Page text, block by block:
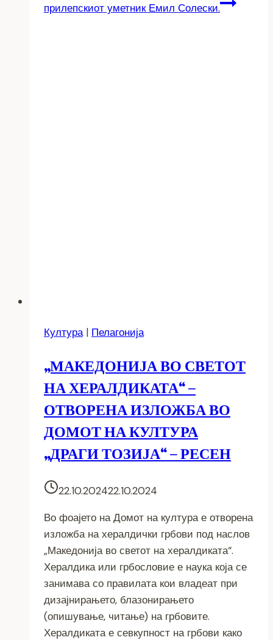
прилепскиот уметник Емил Солески.
Култура| Пелагонија
„МАКЕДОНИЈА ВО СВЕТОТ
НА ХЕРАЛДИКАТА“ –
ОТВОРЕНА ИЗЛОЖБА ВО
ДОМОТ НА КУЛТУРА
„ДРАГИ ТОЗИЈА“ – РЕСЕН
22.10.202422.10.2024
Во фоајето на Домот на култура е отворена
изложба на хералдички грбови под наслов
„Македонија во светот на хералдиката“.
Хералдика или грбословие е наука која се
занимава со правилата кои владеат при
дизајнирањето, блазонирањето
(опишување, читање) на грбовите.
Хералдиката е севкупност на грбови како